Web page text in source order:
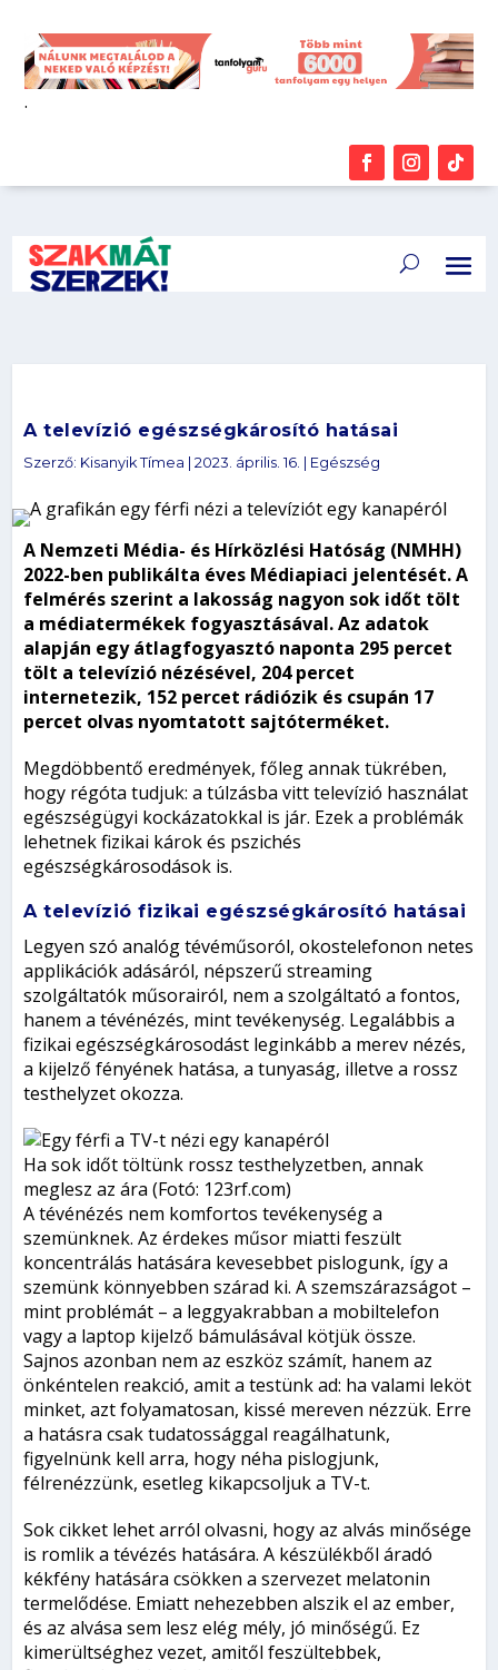
.
A televízió egészségkárosító hatásai
Szerző: Kisanyik Tímea |2023. április. 16. Egészség
A Nemzeti Média- és Hírközlési Hatóság (NMHH)
2022-ben publikálta éves Médiapiaci jelentését. A
felmérés szerint a lakosság nagyon sok időt tölt
a médiatermékek fogyasztásával. Az adatok
alapján egy átlagfogyasztó naponta 295 percet
tölt a televízió nézésével, 204 percet
internetezik, 152 percet rádiózik és csupán 17
percet olvas nyomtatott sajtóterméket.
Megdöbbentő eredmények, főleg annak tükrében,
hogy régóta tudjuk: a túlzásba vitt televízió használat
egészségügyi kockázatokkal is jár. Ezek a problémák
lehetnek fizikai károk és pszichés
egészségkárosodások is.
Atelevíziófizikai egészségkárosító hatásai
Legyen szó analóg tévéműsoról, okostelefonon netes
applikációk adásáról, népszerű streaming
szolgáltatók műsorairól, nem a szolgáltató a fontos,
hanem a tévénézés, mint tevékenység. Legalábbis a
fizikai egészségkárosodást leginkább a merev nézés,
a kijelző fényének hatása, a tunyaság, illetve a rossz
testhelyzet okozza.
Ha sok időt töltünk rossz testhelyzetben, annak
meglesz az ára (Fotó: 123rf.com)
A tévénézés nem komfortos tevékenység a
szemünknek. Az érdekes műsor miatti feszült
koncentrálás hatására kevesebbet pislogunk, így a
szemünk könnyebben szárad ki. A szemszárazságot –
mint problémát – a leggyakrabban a mobiltelefon
vagy a laptop kijelző bámulásával kötjük össze.
Sajnos azonban nem az eszköz számít, hanem az
önkéntelen reakció, amit a testünk ad: ha valami leköt
minket, azt folyamatosan, kissé mereven nézzük. Erre
a hatásra csak tudatossággal reagálhatunk,
figyelnünk kell arra, hogy néha pislogjunk,
félrenézzünk, esetleg kikapcsoljuk a TV-t.
Sok cikket lehet arról olvasni, hogy az alvás minősége
is romlik a tévézés hatására. A készülékből áradó
kékfény hatására csökken a szervezet melatonin
termelődése. Emiatt nehezebben alszik el az ember,
és az alvása sem lesz elég mély, jó minőségű. Ez
kimerültséghez vezet, amitől feszültebbek,